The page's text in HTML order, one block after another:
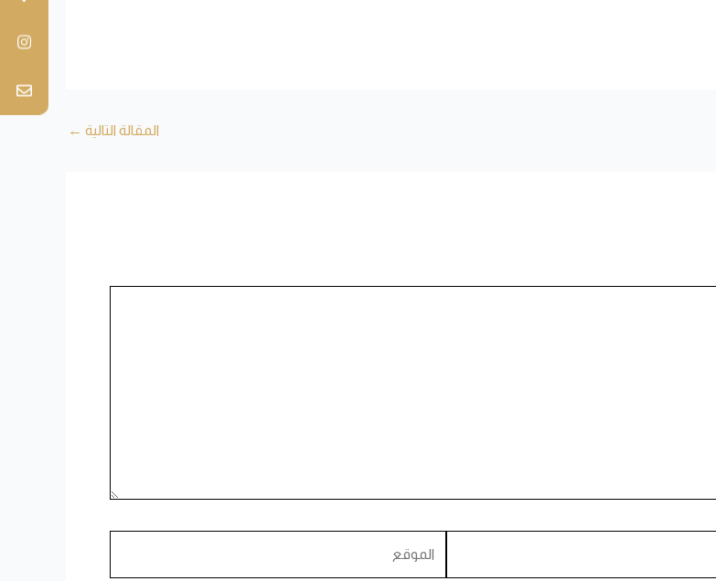
المقالة التالية ←